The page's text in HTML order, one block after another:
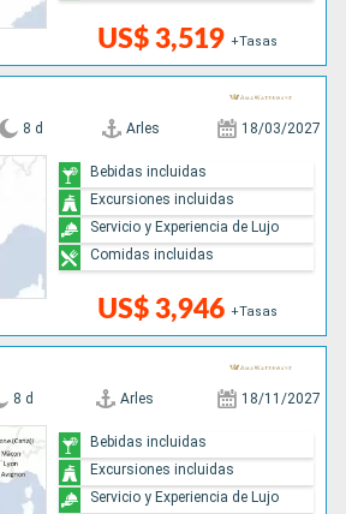
US$ 3,519 +Tasas
8 d Arles 18/03/2027
US$ 3,946 +Tasas
Bebidas incluidas
Excursiones incluidas
Servicio y Experiencia de Lujo
Comidas incluidas
8 d Arles 18/11/2027
Bebidas incluidas
Excursiones incluidas
Servicio y Experiencia de Lujo